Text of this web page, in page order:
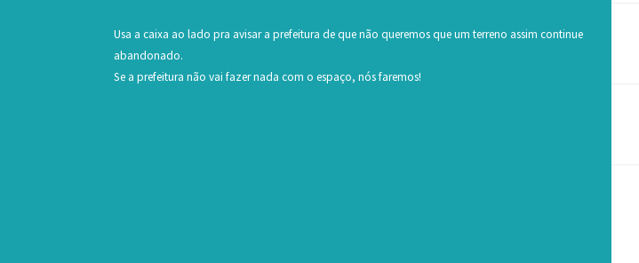
Usa a caixa ao lado pra avisar a prefeitura de que não queremos que um terreno assim continue
abandonado.
Se a prefeitura não vai fazer nada com o espaço, nós faremos!